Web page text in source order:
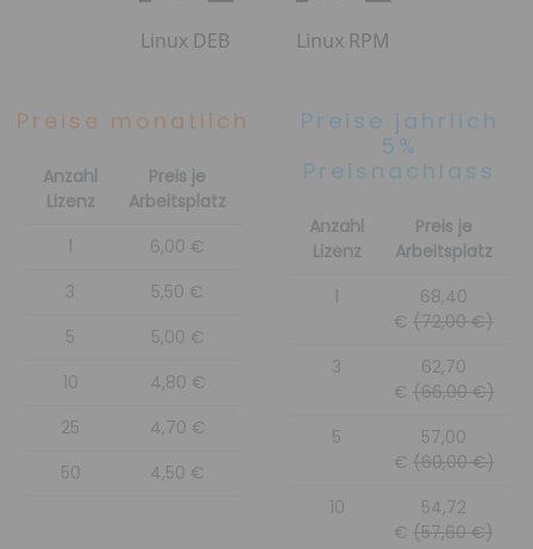
Linux DEB Linux RPM
Preise monatlich
Anzahl
Lizenz
Preis je
Arbeitsplatz
1
6,00 €
3
5,50 €
5
5,00 €
10
4,80 €
25
4,70 €
50
4,50 €
Preise jährlich
5%
Preisnachlass
Anzahl
Lizenz
Preis je
Arbeitsplatz
1
68,40
€ (72,00 €)
3
62,70
€ (66,00 €)
5
57,00
€ (60,00 €)
10
54,72
€ (57,60 €)